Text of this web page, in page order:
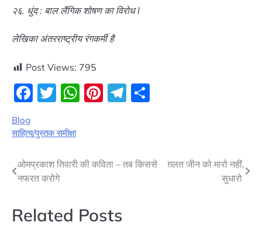
२६. धुंद : बाल लैंगिक शोषण का विरोध l
लेखिका अंतरराष्ट्रीय रंगकर्मी है
Post Views: 795
Facebook
Twitter
WhatsApp
Pinterest
Telegram
Blog
साहित्य/पुस्तक समीक्षा
Post
ओमप्रकाश तिवारी की कविता – तब किससे
नफरत करोगे
ग़लत जीन को मारो नहीं,
सुधारो
Related Posts